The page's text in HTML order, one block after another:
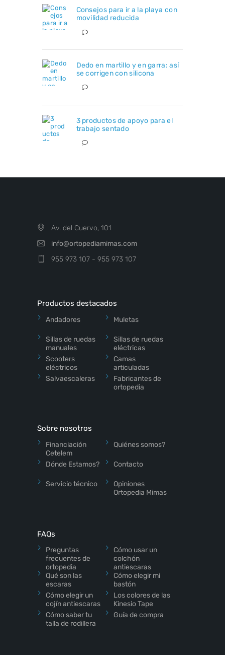
Consejos para ir a la playa con
movilidad reducida
Dedo en martillo y en garra: así
se corrigen con silicona
3 productos de apoyo para el
trabajo sentado
Av. del Cuervo, 101
info@ortopediamimas.com
955 973 107 - 955 973 107
Productos destacados
Andadores Muletas
Sillas de ruedas
manuales
Sillas de ruedas
eléctricas
Scooters
eléctricos
Camas
articuladas
Salvaescaleras
Fabricantes de
ortopedia
Sobre nosotros
Financiación
Cetelem
Quiénes somos?
Dónde Estamos? Contacto
Servicio técnico
Opiniones
Ortopedia Mimas
FAQs
Preguntas
frecuentes de
ortopedia
Cómo usar un
colchón
antiescaras
Qué son las
escaras
Cómo elegir mi
bastón
Cómo elegir un
cojín antiescaras
Los colores de las
Kinesio Tape
Cómo saber tu
talla de rodillera
Guía de compra